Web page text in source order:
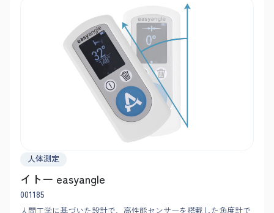
人体測定
イトー easyangle
001185
人間工学に基づいた設計で、高性能センサーを搭載した角度計で